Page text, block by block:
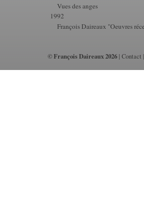
Vues des anges
1992
François Daireaux "Oeuvres
© François Daireaux 2026 |Contact